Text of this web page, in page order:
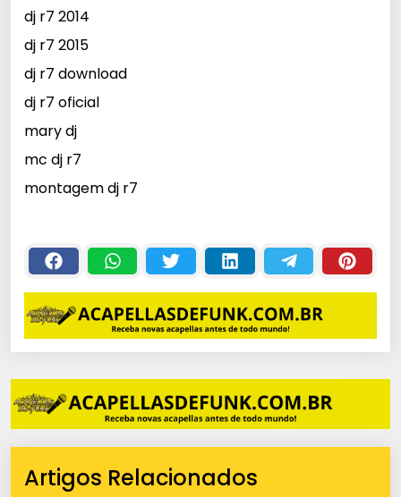
dj r7 2014
dj r7 2015
dj r7 download
dj r7 oficial
mary dj
mc dj r7
montagem dj r7
Artigos Relacionados